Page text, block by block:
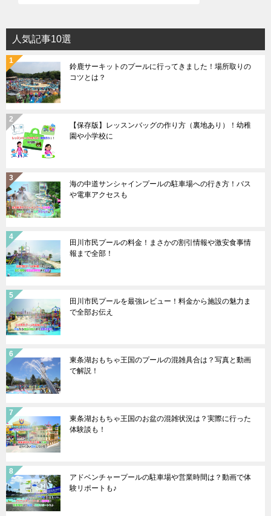
人気記事10選
鈴鹿サーキットのプールに行ってきました！場所取りの
コツとは？
【保存版】レッスンバッグの作り方（裏地あり）！幼稚
園や小学校に
海の中道サンシャインプールの駐車場への行き方！バス
や電車アクセスも
田川市民プールの料金！まさかの割引情報や激安食事情
報まで全部！
田川市民プールを最強レビュー！料金から施設の魅力ま
で全部お伝え
東条湖おもちゃ王国のプールの混雑具合は？写真と動画
で解説！
東条湖おもちゃ王国のお盆の混雑状況は？実際に行った
体験談も！
アドベンチャープールの駐車場や営業時間は？動画で体
験リポートも♪